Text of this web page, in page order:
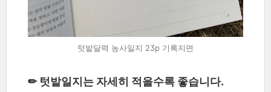
텃밭달력 농사일지 23p 기록지면
✏ 텃밭일지는 자세히 적을수록 좋습니다.